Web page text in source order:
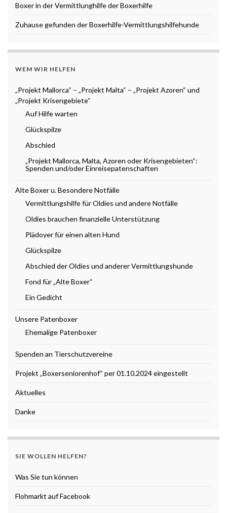
Boxer in der Vermittlunghilfe der Boxerhilfe
Zuhause gefunden der Boxerhilfe-Vermittlungshilfehunde
WEM WIR HELFEN
„Projekt Mallorca“ – „Projekt Malta“ – „Projekt Azoren“ und
„Projekt Krisengebiete“
Auf Hilfe warten
Glückspilze
Abschied
„Projekt Mallorca, Malta, Azoren oder Krisengebieten“:
Spenden und/oder Einreisepatenschaften
Alte Boxer u. Besondere Notfälle
Vermittlungshilfe für Oldies und andere Notfälle
Oldies brauchen finanzielle Unterstützung
Plädoyer für einen alten Hund
Glückspilze
Abschied der Oldies und anderer Vermittlungshunde
Fond für „Alte Boxer“
Ein Gedicht
Unsere Patenboxer
Ehemalige Patenboxer
Spenden an Tierschutzvereine
Projekt „Boxerseniorenhof“ per 01.10.2024 eingestellt
Aktuelles
Danke
SIE WOLLEN HELFEN?
Was Sie tun können
Flohmarkt auf Facebook